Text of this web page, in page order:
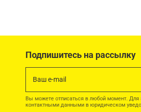
Подпишитесь на рассылку
Вы можете отписаться в любой момент. Для
контактными данными в юридическом